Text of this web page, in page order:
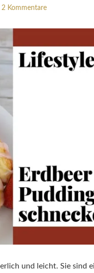
2 Kommentare
und leicht. Sie sind